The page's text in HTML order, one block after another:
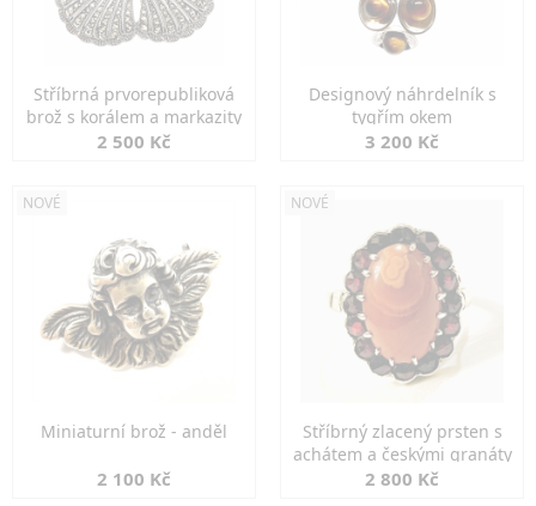
Stříbrná prvorepubliková
brož s korálem a markazity
2 500 Kč
Designový náhrdelník s
tygřím okem
3 200 Kč
NOVÉ
Miniaturní brož - anděl
2 100 Kč
NOVÉ
Stříbrný zlacený prsten s
achátem a českými granáty
2 800 Kč